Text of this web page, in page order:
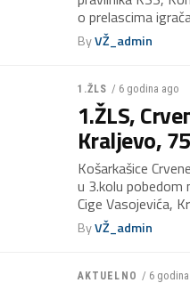
o prelascima
ByVŽ_admin
1.ŽLS / 6 godina ago
1.ŽLS,
Kraljevo,
Košarkašice
u 3.kolu pobedom
Cige Vasojevića,
ByVŽ_admin
AKTUELNO / 6